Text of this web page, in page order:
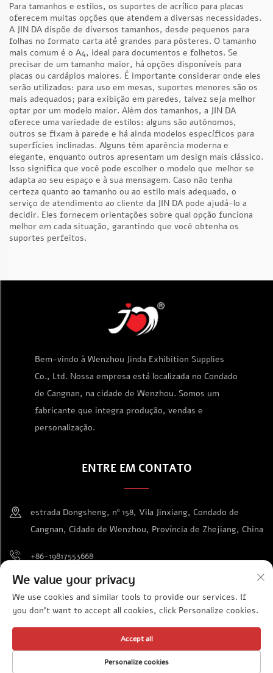
Para tamanhos e estilos, os suportes de acrílico para placas
oferecem muitas opções que atendem a diversas necessidades.
A JIN DA dispõe de diversos tamanhos, desde pequenos para
folhas no formato carta até grandes para pôsteres. O tamanho
mais comum é o A4, ideal para documentos e folhetos. Se
precisar de um tamanho maior, há opções disponíveis para
placas ou cardápios maiores. É importante considerar onde eles
serão utilizados: para uso em mesas, suportes menores são os
mais adequados; para exibição em paredes, talvez seja melhor
optar por um modelo maior. Além dos tamanhos, a JIN DA
oferece uma variedade de estilos: alguns são autônomos,
outros se fixam à parede e há ainda modelos específicos para
superfícies inclinadas. Alguns têm aparência moderna e
elegante, enquanto outros apresentam um design mais clássico.
Isso significa que você pode escolher o modelo que melhor se
adapta ao seu espaço e à sua mensagem. Caso não tenha
certeza quanto ao tamanho ou ao estilo mais adequado, o
serviço de atendimento ao cliente da JIN DA pode ajudá-lo a
decidir. Eles fornecem orientações sobre qual opção funciona
melhor em cada situação, garantindo que você obtenha os
suportes perfeitos.
Bem-vindo à Wenzhou Jinda Exhibition Supplies
Co., Ltd. Nossa empresa está localizada no Condado
de Cangnan, na cidade de Wenzhou. Somos um
fabricante que integra produção, vendas e
personalização.
ENTRE EM CONTATO
estrada Dongsheng, nº 158, Vila Jinxiang, Condado de
Cangnan, Cidade de Wenzhou, Província de Zhejiang, China
+86-19817553668
[email protected]
Direitos autorais © Wenzhou Jinda Exhibition Supplies Co., Ltd.
Todos os direitos reservados Política de privacidade
We value your privacy
We use cookies and similar tools to provide our services. If
you don't want to accept all cookies, click Personalize cookies.
Personalize cookies
Accept all